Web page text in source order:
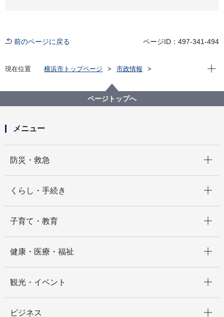
前のページに戻る ページID：497-341-494
現在位置 横浜市トップページ
市政情報
新型コロナウイルス感染症による新たな市内の患者確
認について
現在
ページトップへ
メニュー
防災・救急
くらし・手続き
子育て・教育
健康・医療・福祉
観光・イベント
ビジネス